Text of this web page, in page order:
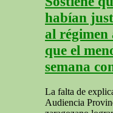
habían
al régimen
que el
semana
La falta de
Audiencia